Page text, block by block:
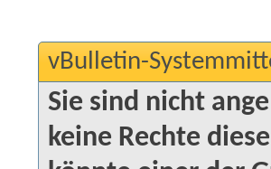
vBulletin-
Sie sind nicht
keine Rechte